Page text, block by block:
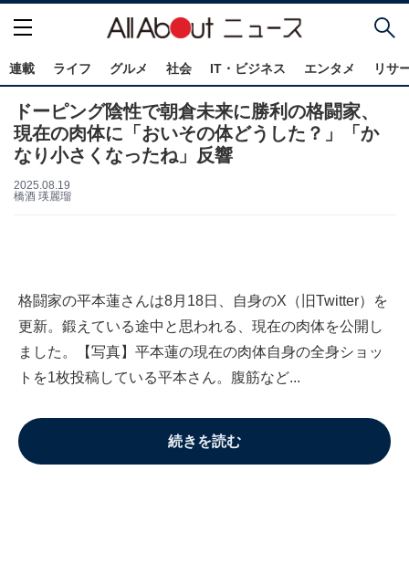
連載 ライフ グルメ 社会 IT・ビジネス エンタメ リサ
ドーピング陰性で朝倉未来に勝利の格闘家、
現在の肉体に「おいその体どうした？」「か
なり小さくなったね」反響
2025.08.19
橋酒 瑛麗瑠
格闘家の平本蓮さんは8月18日、自身のX（旧Twitter）を
更新。鍛えている途中と思われる、現在の肉体を公開し
ました。【写真】平本蓮の現在の肉体自身の全身ショッ
トを1枚投稿している平本さん。腹筋など...
続きを読む